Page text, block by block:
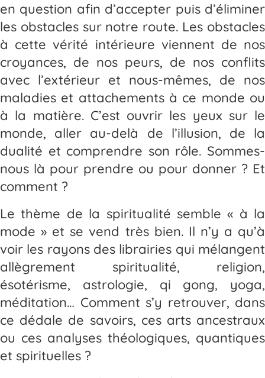
en question afin d’accepter puis d’éliminer
les obstacles sur notre route. Les obstacles
à cette vérité intérieure viennent de nos
croyances, de nos peurs, de nos conflits
avec l’extérieur et nous-mêmes, de nos
maladies et attachements à ce monde ou
à la matière. C’est ouvrir les yeux sur le
monde, aller au-delà de l’illusion, de la
dualité et comprendre son rôle. Sommes-
nous là pour prendre ou pour donner ? Et
comment ?
Le thème de la spiritualité semble « à la
mode » et se vend très bien. Il n’y a qu’à
voir les rayons des librairies qui mélangent
allègrement spiritualité, religion,
ésotérisme, astrologie, qi gong, yoga,
méditation… Comment s’y retrouver, dans
ce dédale de savoirs, ces arts ancestraux
ou ces analyses théologiques, quantiques
et spirituelles ?